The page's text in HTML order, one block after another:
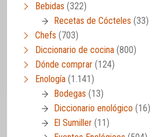
Bebidas (322)
Recetas de Cócteles (33)
Chefs (703)
Diccionario de cocina (800)
Dónde comprar (124)
Enología (1.141)
Bodegas (13)
Diccionario enológico (16)
El Sumiller (11)